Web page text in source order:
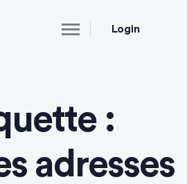
Login
:
adresses